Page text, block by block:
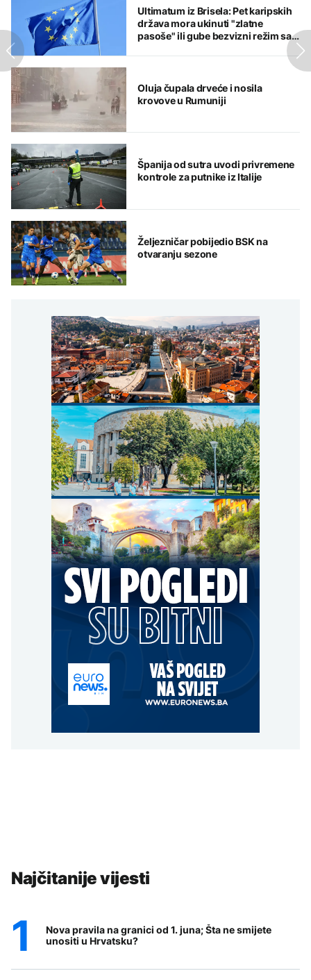
Ultimatum iz Brisela: Pet karipskih
država mora ukinuti "zlatne
pasoše" ili gube bezvizni režim sa
Oluja čupala drveće i nosila
krovove u Rumuniji
Španija od sutra uvodi privremene
kontrole za putnike iz Italije
Željezničar pobijedio BSK na
otvaranju sezone
Najčitanije vijesti
Nova pravila na granici od 1. juna; Šta ne smijete
unositi u Hrvatsku?